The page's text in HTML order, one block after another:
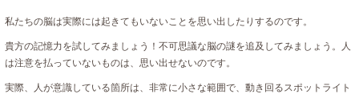
私たちの脳は実際には起きてもいないことを思い出したりするのです。
貴方の記憶力を試してみましょう！不可思議な脳の謎を追及してみましょう。人
は注意を払っていないものは、思い出せないのです。
実際、人が意識している箇所は、非常に小さな範囲で、動き回るスポットライト